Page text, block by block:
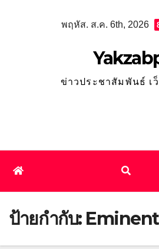
พฤหัส. ส.ค. 6th, 2026
ข่าวประชาสัมพันธ์ เ
ป้ายกำกับ: